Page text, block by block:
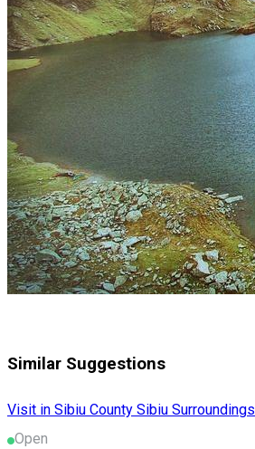
Similar Suggestions
Visit in Sibiu County Sibiu Surroundings
Open